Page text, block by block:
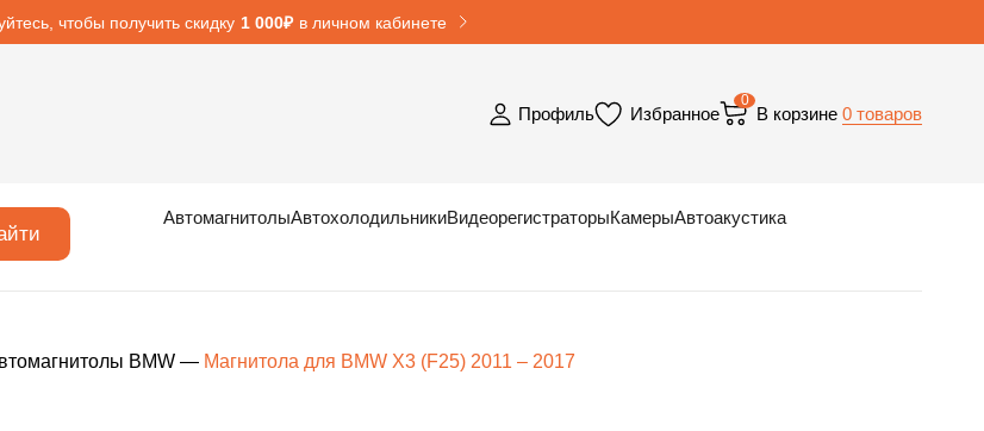
чтобы получить скидку 1 000₽ в личном кабинете
Профиль Избранное
0
В корзине 0 товаров
АвтомагнитолыАвтохолодильникиВидеорегистраторыКамерыАвтоакустика
BMW — Магнитола для BMW X3 (F25) 2011 – 2017